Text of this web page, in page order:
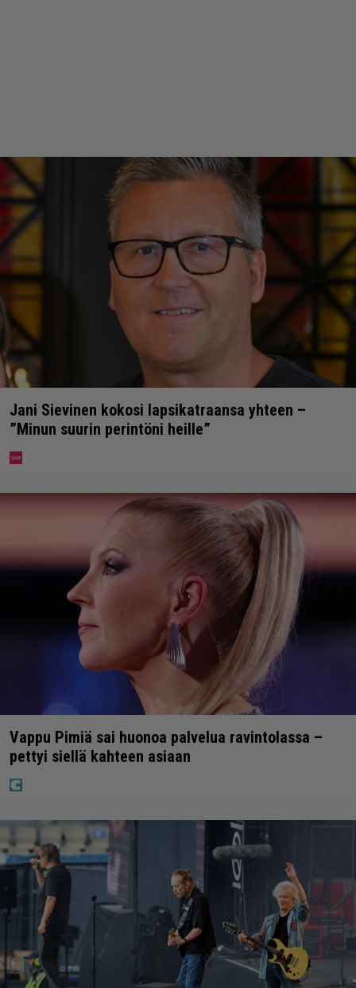
Jani Sievinen kokosi lapsikatraansa yhteen –
”Minun suurin perintöni heille”
Vappu Pimiä sai huonoa palvelua ravintolassa –
pettyi siellä kahteen asiaan